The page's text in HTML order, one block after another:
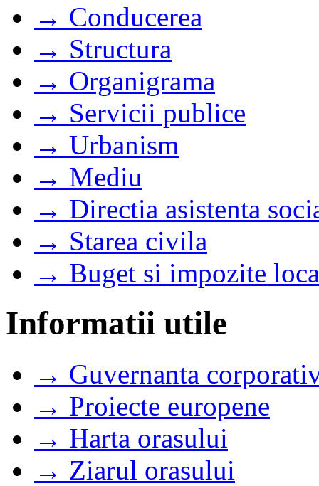
→ Conducerea
→ Structura
→ Organigrama
→ Servicii publice
→ Urbanism
→ Mediu
→ Directia asistenta
→ Starea civila
→ Buget si impozite
Informatii utile
→ Guvernanta
→ Proiecte europene
→ Harta orasului
→ Ziarul orasului